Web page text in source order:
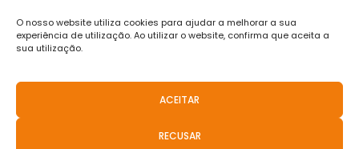
O nosso website utiliza cookies para ajudar a melhorar a sua
experiência de utilização. Ao utilizar o website, confirma que aceita a
sua utilização.
ACEITAR
RECUSAR
SIGA-NOS
Aviso de Privacidade
Resolução Aternativa de Litígios